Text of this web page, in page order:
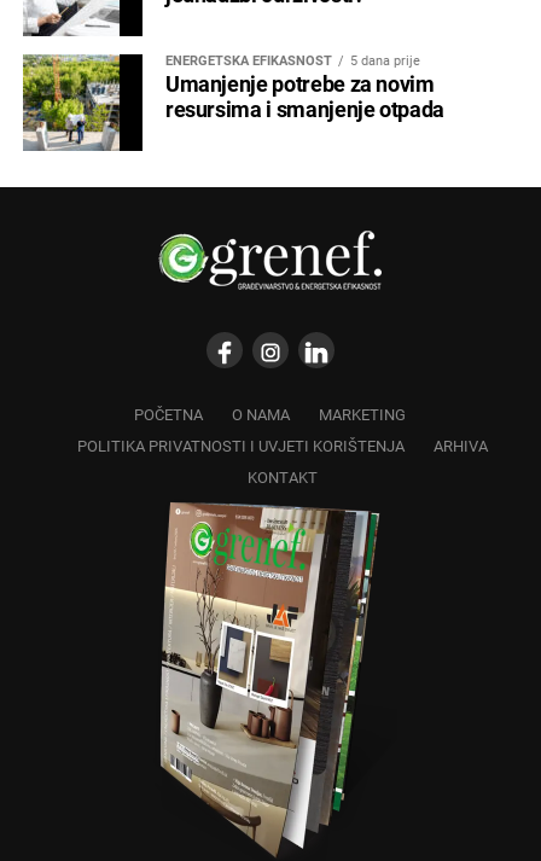
ENERGETSKA EFIKASNOST 5 dana prije
Umanjenje potrebe za novim
resursima i smanjenje otpada
POČETNA O NAMA
MARKETING
POLITIKA PRIVATNOSTI I UVJETI KORIŠTENJA
ARHIVA
KONTAKT